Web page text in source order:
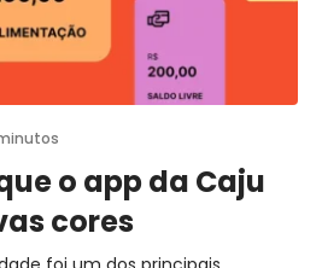
o app da Caju
cores